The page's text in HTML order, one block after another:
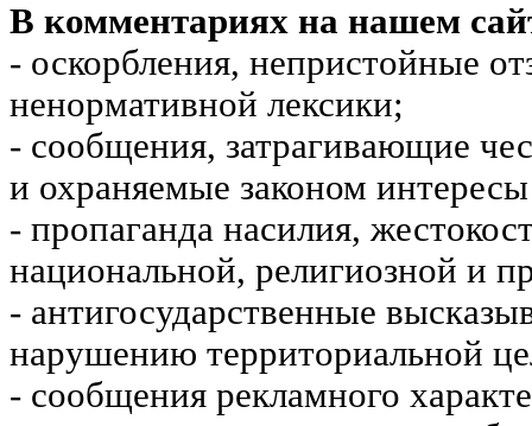
В комментариях на нашем
- оскорбления, непристойные
ненормативной лексики;
- сообщения, затрагивающие
и охраняемые законом
- пропаганда насилия,
национальной, религиозной и
- антигосударственные
нарушению территориальной
- сообщения рекламного